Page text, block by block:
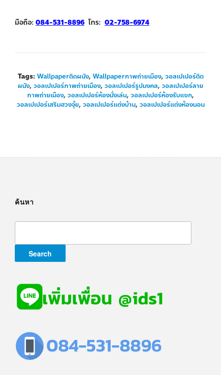
มือถือ: 084-531-8896 โทร: 02-758-6974
Tags: Wallpaperติดผนัง, Wallpaperภาพถ่ายเมือง, วอลเปเปอร์ติด
ผนัง, วอลเปเปอร์ภาพถ่ายเมือง, วอลเปเปอร์รูปมงคล, วอลเปเปอร์ลาย
ภาพถ่ายเมือง, วอลเปเปอร์ห้องนั่งเล่น, วอลเปเปอร์ห้องรับแขก,
วอลเปเปอร์เสริมฮวงจุ้ย, วอลเปเปอร์แต่งบ้าน, วอลเปเปอร์แต่งห้องนอน
ค้นหา